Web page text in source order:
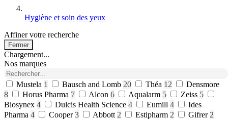
Hygiène et soin des yeux
Affiner votre recherche
Fermer
Chargement...
Nos marques
Mustela 1 Bausch and Lomb 20 Théa 12
Densmore
8
Horus Pharma 7 Alcon 6 Aqualarm 5 Zeiss 5
Biosynex 4 Dulcis Health Science 4 Eumill 4
Ides
Pharma 4 Cooper3 Abbott 2 Estipharm 2 Gifrer 2